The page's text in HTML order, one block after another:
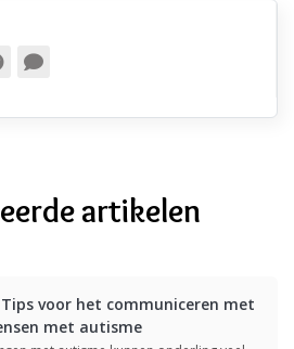
artikelen
Tips voor het communiceren met
met autisme